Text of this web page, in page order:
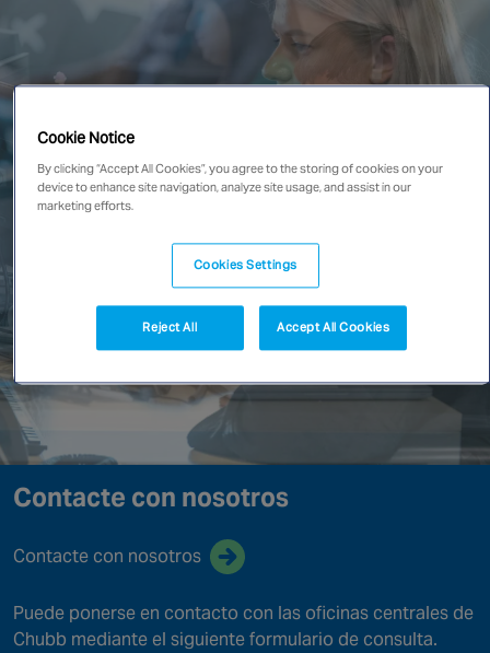
Singapore
EUROPE
Austria
Belgium
Spain
Netherlands
United Kingdom
Switzerland
NORTH AMERICA
Contacte con nosotros
Contacte con nosotros
Puede ponerse en contacto con las oficinas centrales de
Chubb mediante el siguiente formulario de consulta.
Cookie Notice
By clicking “Accept All Cookies”, you agree to the storing of cookies on your
device to enhance site navigation, analyze site usage, and assist in our
marketing efforts.
Cookies Settings
Reject All Accept All Cookies